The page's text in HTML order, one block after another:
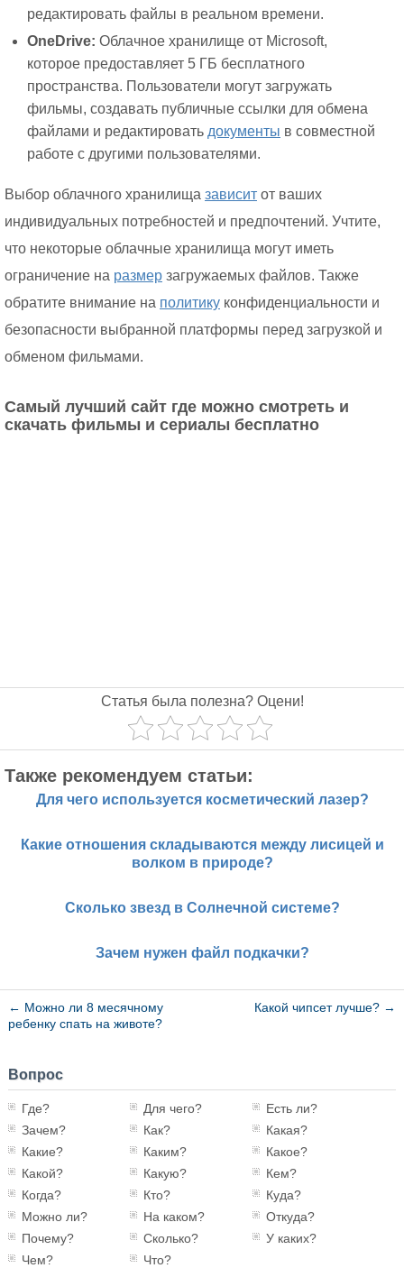
редактировать файлы в реальном времени.
OneDrive: Облачное хранилище от Microsoft,
которое предоставляет 5 ГБ бесплатного
пространства. Пользователи могут загружать
фильмы, создавать публичные ссылки для обмена
файлами и редактировать документы в совместной
работе с другими пользователями.
Выбор облачного хранилища зависит от ваших
индивидуальных потребностей и предпочтений. Учтите,
что некоторые облачные хранилища могут иметь
ограничение на размер загружаемых файлов. Также
обратите внимание на политику конфиденциальности и
безопасности выбранной платформы перед загрузкой и
обменом фильмами.
Самый лучший сайт где можно смотреть и
скачать фильмы и сериалы бесплатно
Статья была полезна? Оцени!
Также рекомендуем статьи:
Для чего используется косметический лазер?
Какие отношения складываются между лисицей и
волком в природе?
Сколько звезд в Солнечной системе?
Зачем нужен файл подкачки?
← Можно ли 8 месячному
ребенку спать на животе?
Какой чипсет лучше? →
Вопрос
Где? Для чего?
Есть ли?
Зачем?
Как?
Какая?
Какие?
Каким?
Какое?
Какой?
Какую?
Кем?
Когда?
Кто?
Куда?
Можно ли?
На каком?
Откуда?
Почему?
Сколько?
У каких?
Чем?
Что?